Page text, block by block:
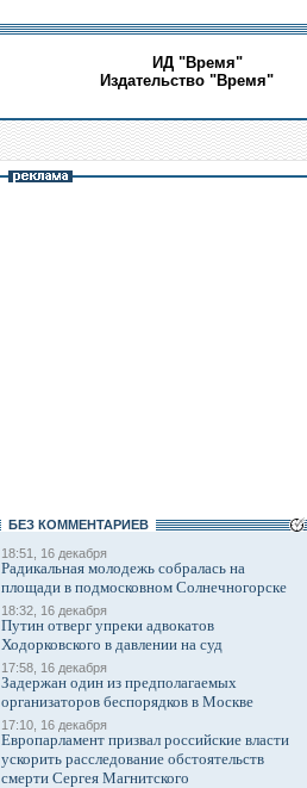
ИД "Время"
Издательство "Время"
БЕЗ КОМMЕНТАРИЕВ
18:51, 16 декабря
Радикальная молодежь собралась на
площади в подмосковном Солнечногорске
18:32, 16 декабря
Путин отверг упреки адвокатов
Ходорковского в давлении на суд
17:58, 16 декабря
Задержан один из предполагаемых
организаторов беспорядков в Москве
17:10, 16 декабря
Европарламент призвал российские власти
ускорить расследование обстоятельств
смерти Сергея Магнитского